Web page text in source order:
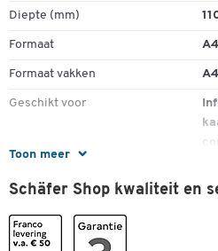
Toon meer
Diepte (mm)
Formaat A4
Formaat vakken A4
Geschikt voor
Hoogte (mm)
Schäfer Shop kwaliteit en